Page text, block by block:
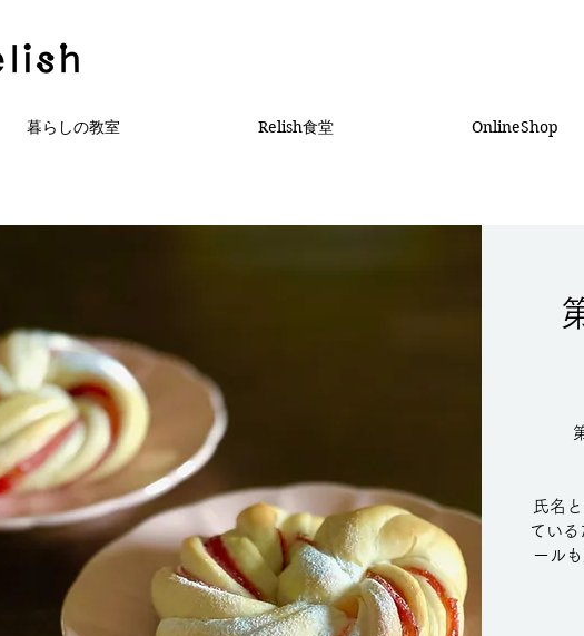
暮らしの教室 Relish食堂 OnlineShop
氏名
てい
ール